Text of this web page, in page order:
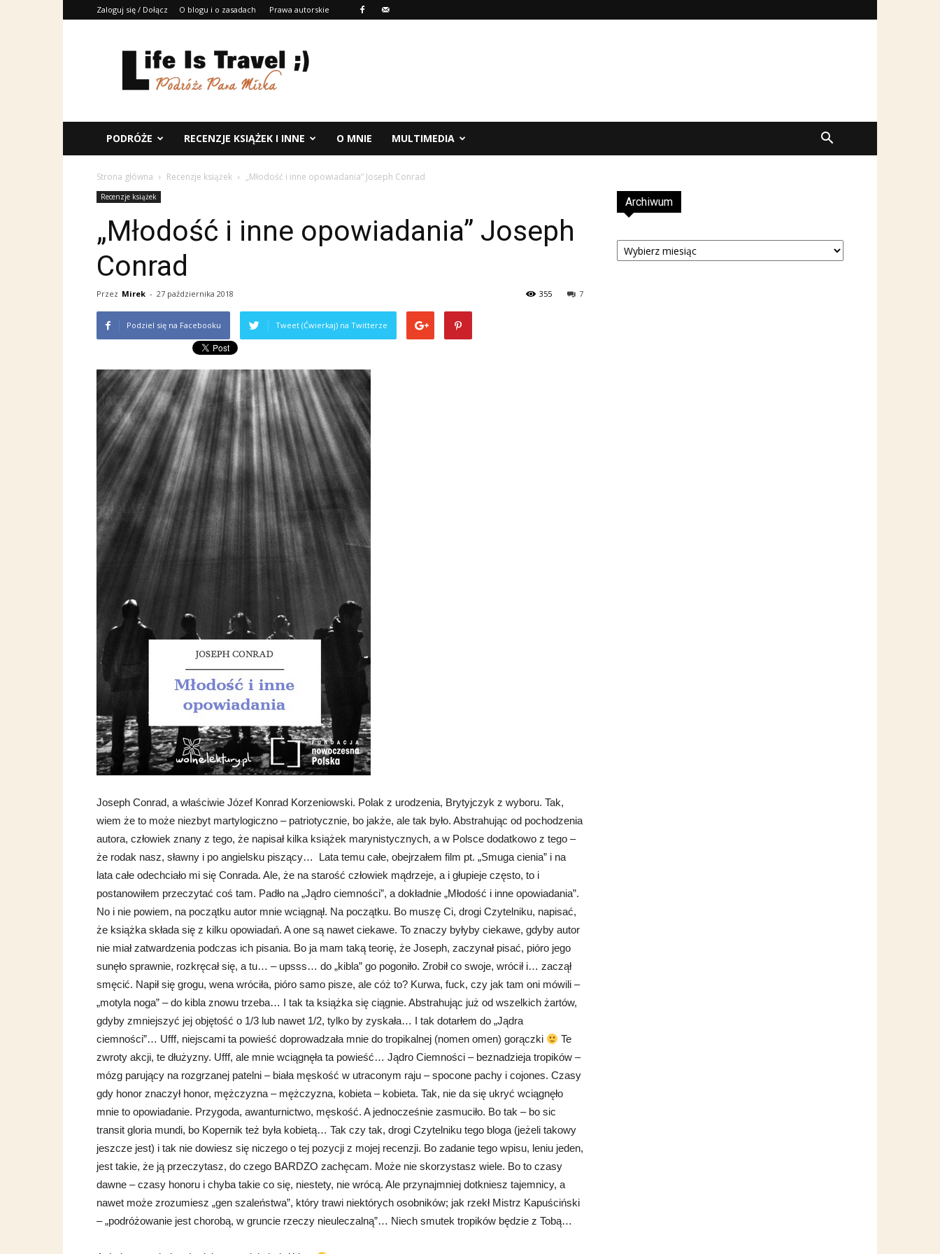
Zaloguj się / Dołącz O blogu i o zasadach Prawa autorskie
Travel
;)
PODRÓŻE RECENZJE KSIĄŻEK I INNE O MNIE MULTIMEDIA
Strona główna Recenzje książek „Młodość i inne opowiadania” Joseph Conrad
Recenzje książek
„Młodość i inne opowiadania” Joseph
Conrad
Przez Mirek - 27 października 2018 7
355
Podziel się na Facebooku Tweet (Ćwierkaj) na Twitterze
Joseph Conrad, a właściwie Józef Konrad Korzeniowski. Polak z urodzenia, Brytyjczyk z wyboru. Tak,
wiem że to może niezbyt martylogiczno – patriotycznie, bo jakże, ale tak było. Abstrahując od pochodzenia
autora, człowiek znany z tego, że napisał kilka książek marynistycznych, a w Polsce dodatkowo z tego –
że rodak nasz, sławny i po angielsku piszący… Lata temu całe, obejrzałem film pt. „Smuga cienia” i na
lata całe odechciało mi się Conrada. Ale, że na starość człowiek mądrzeje, a i głupieje często, to i
postanowiłem przeczytać coś tam. Padło na „Jądro ciemności”, a dokładnie „Młodość i inne opowiadania”.
No i nie powiem, na początku autor mnie wciągnął. Na początku. Bo muszę Ci, drogi Czytelniku, napisać,
że książka składa się z kilku opowiadań. A one są nawet ciekawe. To znaczy byłyby ciekawe, gdyby autor
nie miał zatwardzenia podczas ich pisania. Bo ja mam taką teorię, że Joseph, zaczynał pisać, pióro jego
sunęło sprawnie, rozkręcał się, a tu… – upsss… do „kibla” go pogoniło. Zrobił co swoje, wrócił i… zaczął
smęcić. Napił się grogu, wena wróciła, pióro samo pisze, ale cóż to? Kurwa, fuck, czy jak tam oni mówili –
„motyla noga” – do kibla znowu trzeba… I tak ta książka się ciągnie. Abstrahując już od wszelkich żartów,
gdyby zmniejszyć jej objętość o 1/3 lub nawet 1/2, tylko by zyskała… I tak dotarłem do „Jądra
ciemności”… Ufff, niejscami ta powieść doprowadzała mnie do tropikalnej (nomen omen) gorączki
Te
zwroty akcji, te dłużyzny. Ufff, ale mnie wciągnęła ta powieść… Jądro Ciemności – beznadzieja tropików –
mózg parujący na rozgrzanej patelni – biała męskość w utraconym raju – spocone pachy i cojones. Czasy
gdy honor znaczył honor, mężczyzna – mężczyzna, kobieta – kobieta. Tak, nie da się ukryć wciągnęło
mnie to opowiadanie. Przygoda, awanturnictwo, męskość. A jednocześnie zasmuciło. Bo tak – bo sic
transit gloria mundi, bo Kopernik też była kobietą… Tak czy tak, drogi Czytelniku tego bloga (jeżeli takowy
jeszcze jest) i tak nie dowiesz się niczego o tej pozycji z mojej recenzji. Bo zadanie tego wpisu, leniu jeden,
jest takie, że ją przeczytasz, do czego BARDZO zachęcam. Może nie skorzystasz wiele. Bo to czasy
dawne – czasy honoru i chyba takie co się, niestety, nie wrócą. Ale przynajmniej dotkniesz tajemnicy, a
nawet może zrozumiesz „gen szaleństwa”, który trawi niektórych osobników; jak rzekł Mistrz Kapuściński
– „podróżowanie jest chorobą, w gruncie rzeczy nieuleczalną”… Niech smutek tropików będzie z Tobą…
Archiwum
Archiwum